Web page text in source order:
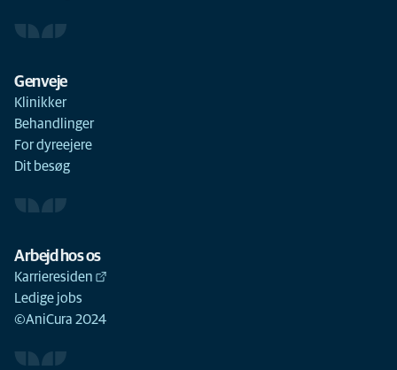
Genveje
Klinikker
Behandlinger
For dyreejere
Dit besøg
Arbejd hos os
Karrieresiden
Ledige jobs
©AniCura 2024